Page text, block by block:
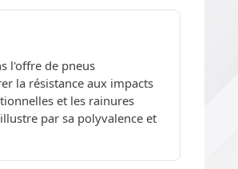
l'offre de pneus
la résistance aux impacts
et les rainures
par sa polyvalence et